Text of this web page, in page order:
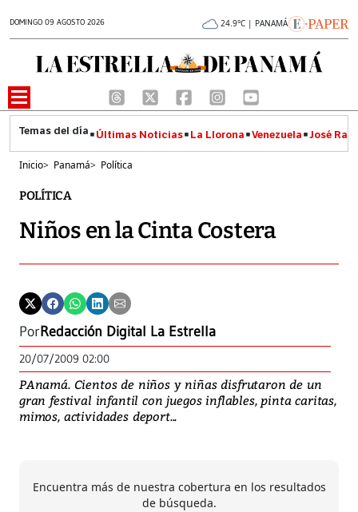
DOMINGO 09 AGOSTO 2026 24.9°C | PANAMÁ
Últimas Noticias La Llorona Venezuela José
Inicio> Panamá> Política
POLÍTICA
Niños en la Cinta Costera
PorRedacción Digital La Estrella
20/07/2009 02:00
PAnamá. Cientos de niños y niñas disfrutaron de un
gran festival infantil con juegos inflables, pinta caritas,
mimos, actividades deport...
Encuentra más de nuestra cobertura en los resultados
de búsqueda.